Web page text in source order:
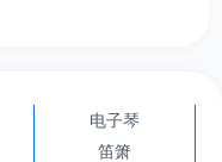
电子琴
笛箫